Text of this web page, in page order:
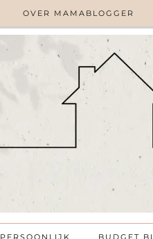
OVER MAMABLOGGER
PERSOONLIJK BUDGET